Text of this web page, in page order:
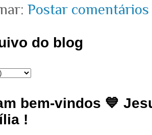
Postar
do blog
bem-vindos 💙
!